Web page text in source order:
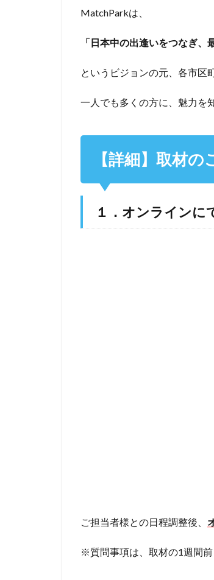
MatchParkは、
「日本中の出逢いをつなぎ、
というビジョンの元、各市区
一人でも多くの方に、魅力を
【詳細】取材の
１．オンラインに
ご担当者様との日程調整後、
※質問事項は、取材の1週間前